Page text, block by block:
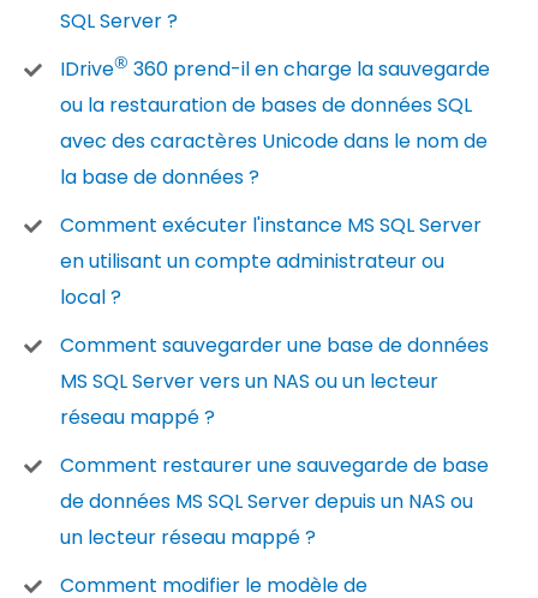
SQL Server ?
IDrive® 360 prend-il en charge la sauvegarde
ou la restauration de bases de données SQL
avec des caractères Unicode dans le nom de
la base de données ?
Comment exécuter l'instance MS SQL Server
en utilisant un compte administrateur ou
local ?
Comment sauvegarder une base de données
MS SQL Server vers un NAS ou un lecteur
réseau mappé ?
Comment restaurer une sauvegarde de base
de données MS SQL Server depuis un NAS ou
un lecteur réseau mappé ?
Comment modifier le modèle de